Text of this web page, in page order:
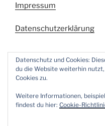
Impressum
Datenschutzerklärung
Datenschutz und Cookies:
du die Website weiterhin
Cookies zu.
Weitere Informationen,
findest du hier: Cookie-